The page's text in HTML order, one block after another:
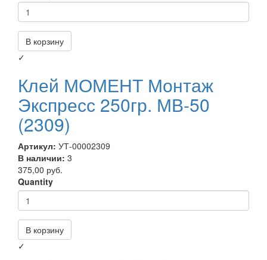
В корзину
✓
Клей МОМЕНТ Монтаж
Экспресс 250гр. МВ-50
(2309)
Артикул: УТ-00002309
В наличии: 3
375,00 руб.
Quantity
В корзину
✓